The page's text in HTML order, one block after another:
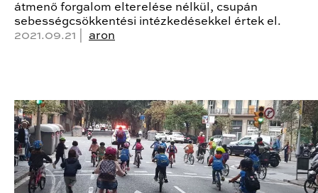
átmenő forgalom elterelése nélkül, csupán
sebességcsökkentési intézkedésekkel értek el.
2021.09.21 | aron